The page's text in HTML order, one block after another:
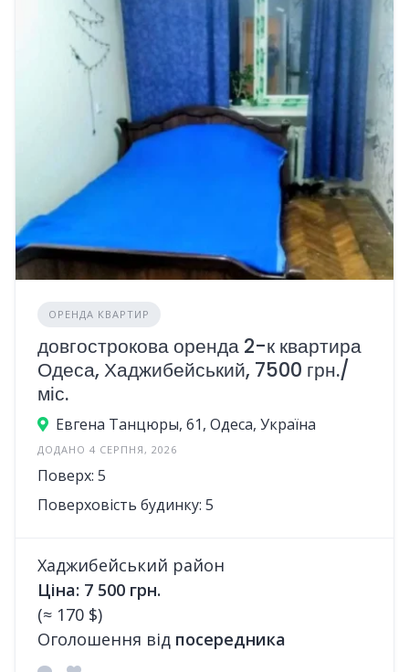
ОРЕНДА КВАРТИР
довгострокова оренда 2-к квартира
Одеса, Хаджибейський, 7500 грн./
міс.
Евгена Танцюры, 61, Одеса, Україна
ДОДАНО 4 СЕРПНЯ, 2026
Поверх: 5
Поверховість будинку: 5
Хаджибейський район
Ціна: 7 500 грн.
(≈ 170 $)
Оголошення від посередника